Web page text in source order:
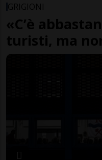
GRIGIONI
«C’è
turisti, ma